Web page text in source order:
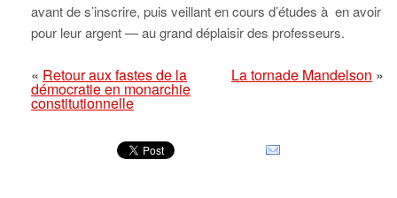
avant de s’inscrire, puis veillant en cours d’études à en avoir
pour leur argent — au grand déplaisir des professeurs.
« Retour aux fastes de la
démocratie en monarchie
constitutionnelle
La tornade Mandelson »